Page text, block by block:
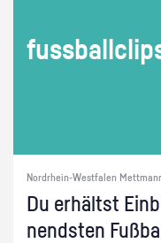
Nordrhein-Westfalen
Du er­hältst
nends­ten